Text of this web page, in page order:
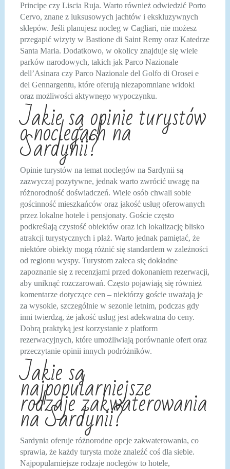
Principe czy Liscia Ruja. Warto również odwiedzić Porto
Cervo, znane z luksusowych jachtów i ekskluzywnych
sklepów. Jeśli planujesz nocleg w Cagliari, nie możesz
przegapić wizyty w Bastione di Saint Remy oraz Katedrze
Santa Maria. Dodatkowo, w okolicy znajduje się wiele
parków narodowych, takich jak Parco Nazionale
dell’Asinara czy Parco Nazionale del Golfo di Orosei e
del Gennargentu, które oferują niezapomniane widoki
oraz możliwości aktywnego wypoczynku.
Jakie są opinie turystów
o noclegach na
Sardynii?
Opinie turystów na temat noclegów na Sardynii są
zazwyczaj pozytywne, jednak warto zwrócić uwagę na
różnorodność doświadczeń. Wiele osób chwali sobie
gościnność mieszkańców oraz jakość usług oferowanych
przez lokalne hotele i pensjonaty. Goście często
podkreślają czystość obiektów oraz ich lokalizację blisko
atrakcji turystycznych i plaż. Warto jednak pamiętać, że
niektóre obiekty mogą różnić się standardem w zależności
od regionu wyspy. Turystom zaleca się dokładne
zapoznanie się z recenzjami przed dokonaniem rezerwacji,
aby uniknąć rozczarowań. Często pojawiają się również
komentarze dotyczące cen – niektórzy goście uważają je
za wysokie, szczególnie w sezonie letnim, podczas gdy
inni twierdzą, że jakość usług jest adekwatna do ceny.
Dobrą praktyką jest korzystanie z platform
rezerwacyjnych, które umożliwiają porównanie ofert oraz
przeczytanie opinii innych podróżników.
Jakie są
najpopularniejsze
rodzaje zakwaterowania
na Sardynii?
Sardynia oferuje różnorodne opcje zakwaterowania, co
sprawia, że każdy turysta może znaleźć coś dla siebie.
Najpopularniejsze rodzaje noclegów to hotele,